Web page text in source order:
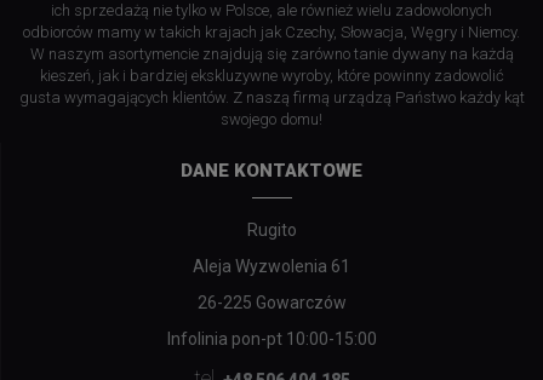
ich sprzedażą nie tylko w Polsce, ale również wielu zadowolonych
odbiorców mamy w takich krajach jak Czechy, Słowacja, Węgry i Niemcy.
W naszym asortymencie znajdują się zarówno tanie dywany na każdą
kieszeń, jak i bardziej ekskluzywne wyroby, które powinny zadowolić
gusta wymagających klientów. Z naszą firmą urządzą Państwo każdy kąt
swojego domu!
DANE KONTAKTOWE
Rugito
Aleja Wyzwolenia 61
26-225 Gowarczów
Infolinia pon-pt 10:00-15:00